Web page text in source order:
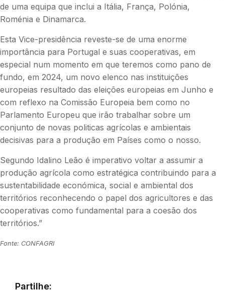
de uma equipa que inclui a Itália, França, Polónia,
Roménia e Dinamarca.
Esta Vice-presidência reveste-se de uma enorme
importância para Portugal e suas cooperativas, em
especial num momento em que teremos como pano de
fundo, em 2024, um novo elenco nas instituições
europeias resultado das eleições europeias em Junho e
com reflexo na Comissão Europeia bem como no
Parlamento Europeu que irão trabalhar sobre um
conjunto de novas politicas agrícolas e ambientais
decisivas para a produção em Países como o nosso.
Segundo Idalino Leão é imperativo voltar a assumir a
produção agrícola como estratégica contribuindo para a
sustentabilidade económica, social e ambiental dos
territórios reconhecendo o papel dos agricultores e das
cooperativas como fundamental para a coesão dos
territórios.”
Fonte: CONFAGRI
Partilhe: